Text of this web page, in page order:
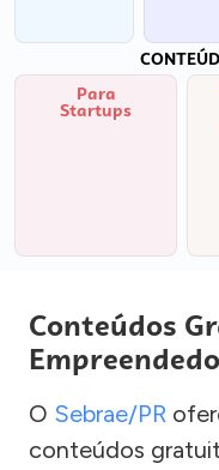
Para
Startups
Conteúdos
O Sebrae/PR
conteúdos